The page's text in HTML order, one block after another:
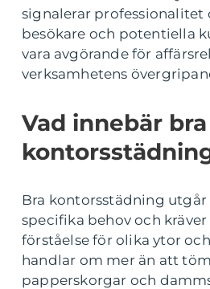
signalerar professionalitet
besökare och potentiella
vara avgörande för
verksamhetens
Vad innebär bra
Bra kontorsstädning utgår
specifika behov och
förståelse för olika ytor
handlar om mer än att
papperskorgar och